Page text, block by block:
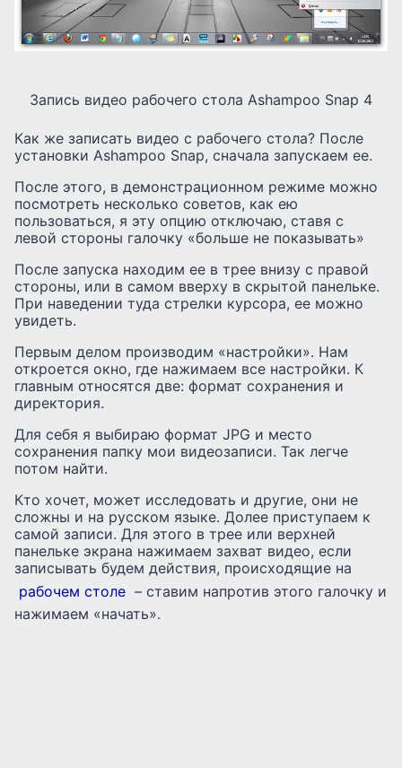
Запись видео рабочего стола Ashampoo Snap 4
Как же записать видео с рабочего стола? После
установки Ashampoo Snap, сначала запускаем ее.
После этого, в демонстрационном режиме можно
посмотреть несколько советов, как ею
пользоваться, я эту опцию отключаю, ставя с
левой стороны галочку «больше не показывать»
После запуска находим ее в трее внизу с правой
стороны, или в самом вверху в скрытой панельке.
При наведении туда стрелки курсора, ее можно
увидеть.
Первым делом производим «настройки». Нам
откроется окно, где нажимаем все настройки. К
главным относятся две: формат сохранения и
директория.
Для себя я выбираю формат JPG и место
сохранения папку мои видеозаписи. Так легче
потом найти.
Кто хочет, может исследовать и другие, они не
сложны и на русском языке. Долее приступаем к
самой записи. Для этого в трее или верхней
панельке экрана нажимаем захват видео, если
записывать будем действия, происходящие на
рабочем столе – ставим напротив этого галочку и
нажимаем «начать».